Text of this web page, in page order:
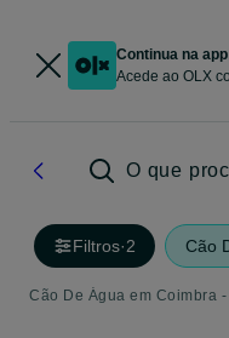
Continua na app
Acede ao OLX
O que
Filtros·2 Cão
Cão De Água em Coimbra